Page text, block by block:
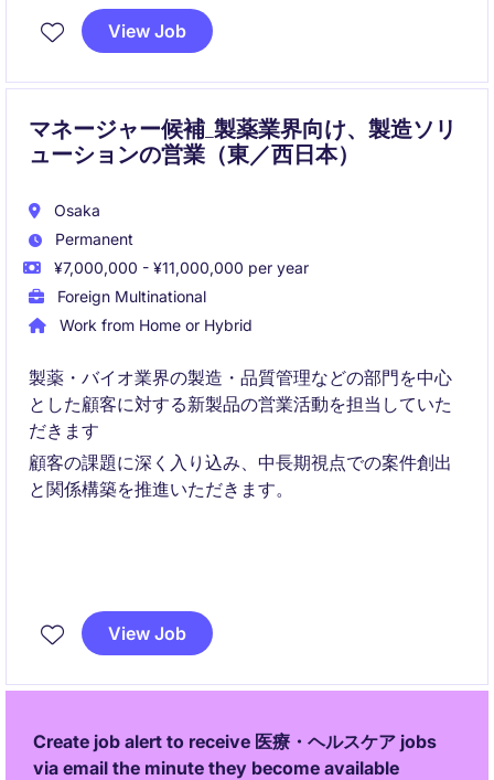
通じて、顧客のニーズを理解し、最適なソリューショ
ンを提案する役割を担います。
View Job
マネージャー候補_製薬業界向け、製造ソリ
ューションの営業（東／西日本）
Osaka
Permanent
¥7,000,000 - ¥11,000,000 per year
Foreign Multinational
Work from Home or Hybrid
製薬・バイオ業界の製造・品質管理などの部門を中心
とした顧客に対する新製品の営業活動を担当していた
だきます
顧客の課題に深く入り込み、中長期視点での案件創出
と関係構築を推進いただきます。
View Job
Create job alert to receive 医療・ヘルスケア jobs
via email the minute they become available